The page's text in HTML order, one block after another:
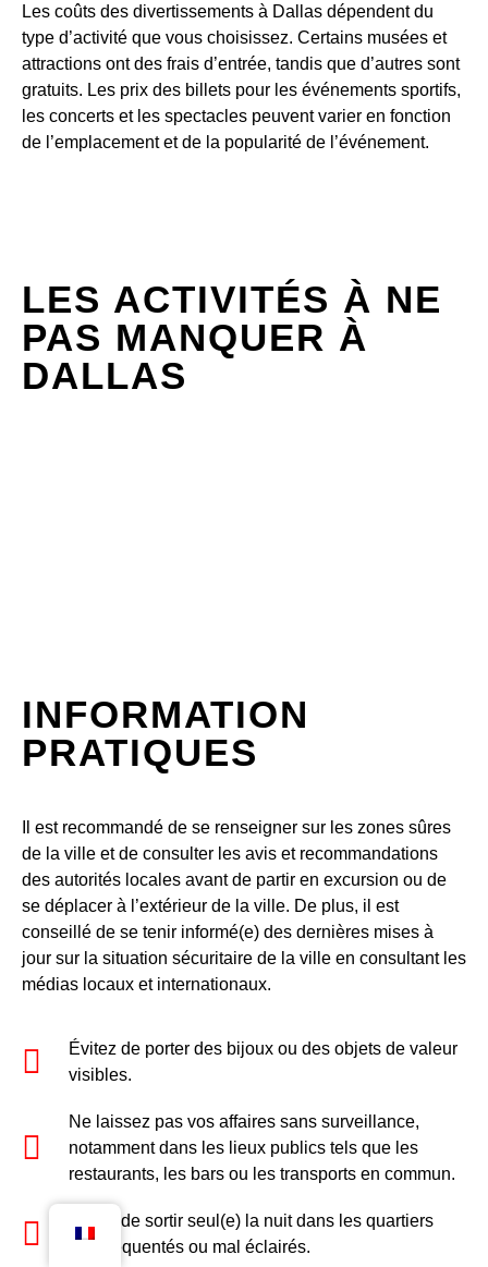
Les coûts des divertissements à Dallas dépendent du
type d’activité que vous choisissez. Certains musées et
attractions ont des frais d’entrée, tandis que d’autres sont
gratuits. Les prix des billets pour les événements sportifs,
les concerts et les spectacles peuvent varier en fonction
de l’emplacement et de la popularité de l’événement.
LES ACTIVITÉS À NE
PAS MANQUER À
DALLAS
INFORMATION
PRATIQUES
Il est recommandé de se renseigner sur les zones sûres
de la ville et de consulter les avis et recommandations
des autorités locales avant de partir en excursion ou de
se déplacer à l’extérieur de la ville. De plus, il est
conseillé de se tenir informé(e) des dernières mises à
jour sur la situation sécuritaire de la ville en consultant les
médias locaux et internationaux.
Évitez de porter des bijoux ou des objets de valeur
visibles.
Ne laissez pas vos affaires sans surveillance,
notamment dans les lieux publics tels que les
restaurants, les bars ou les transports en commun.
Évitez de sortir seul(e) la nuit dans les quartiers
peu fréquentés ou mal éclairés.